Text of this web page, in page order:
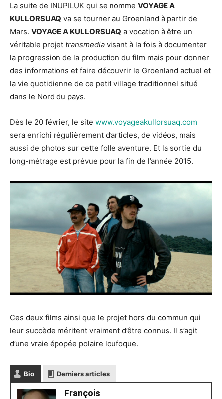
La suite de INUPILUK qui se nomme VOYAGE A
KULLORSUAQ va se tourner au Groenland à partir de
Mars. VOYAGE A KULLORSUAQ a vocation à être un
véritable projet transmedia visant à la fois à documenter
la progression de la production du film mais pour donner
des informations et faire découvrir le Groenland actuel et
la vie quotidienne de ce petit village traditionnel situé
dans le Nord du pays.
Dès le 20 février, le site www.voyageakullorsuaq.com
sera enrichi régulièrement d’articles, de vidéos, mais
aussi de photos sur cette folle aventure. Et la sortie du
long-métrage est prévue pour la fin de l’année 2015.
Ces deux films ainsi que le projet hors du commun qui
leur succède méritent vraiment d’être connus. Il s’agit
d’une vraie épopée polaire loufoque.
Bio Derniers articles
François